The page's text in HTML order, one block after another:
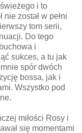
i to
nie został w pełni
tom serii,
Do tego
i
sukces, a tu jak
spór dwóch
bossa, jak i
Wszystko pod
miłości Rosy i
się momentami